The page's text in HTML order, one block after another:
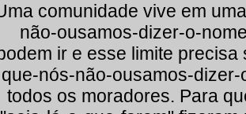
comunidade vive em
não-ousamos-dizer-o-
ir e esse limite
que-nós-não-ousamos-
todos os moradores. Para